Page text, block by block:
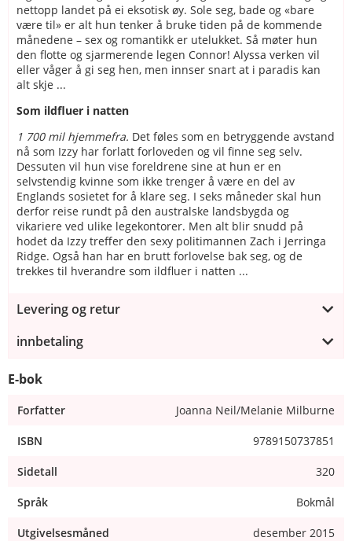
nettopp landet på ei eksotisk øy. Sole seg, bade og «bare
være til» er alt hun tenker å bruke tiden på de kommende
månedene – sex og romantikk er utelukket. Så møter hun
den flotte og sjarmerende legen Connor! Alyssa verken vil
eller våger å gi seg hen, men innser snart at i paradis kan
alt skje ...
Som ildfluer i natten
1 700 mil hjemmefra. Det føles som en betryggende avstand
nå som Izzy har forlatt forloveden og vil finne seg selv.
Dessuten vil hun vise foreldrene sine at hun er en
selvstendig kvinne som ikke trenger å være en del av
Englands sosietet for å klare seg. I seks måneder skal hun
derfor reise rundt på den australske landsbygda og
vikariere ved ulike legekontorer. Men alt blir snudd på
hodet da Izzy treffer den sexy politimannen Zach i Jerringa
Ridge. Også han har en brutt forlovelse bak seg, og de
trekkes til hverandre som ildfluer i natten ...
Levering og retur
innbetaling
E-bok
Forfatter Joanna Neil/Melanie Milburne
ISBN 9789150737851
Sidetall 320
Språk Bokmål
Utgivelsesmåned desember 2015